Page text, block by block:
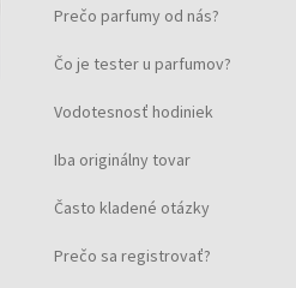
Prečo parfumy od nás?
Čo je tester u parfumov?
Vodotesnosť hodiniek
Iba originálny tovar
Často kladené otázky
Prečo sa registrovať?